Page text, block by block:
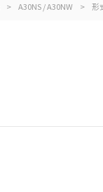
> A30NS / A30NW > 形